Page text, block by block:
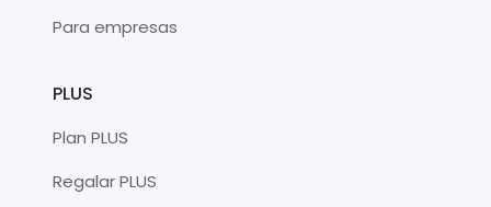
Para empresas
PLUS
Plan PLUS
Regalar PLUS